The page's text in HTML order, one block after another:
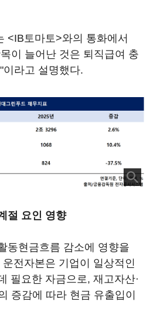
<IB토마토>와의 통화에서
이 늘어난 것은 퇴직급여 충
이라고 설명했다.
절 요인 영향
동현금흐름 감소에 영향을
전자본은 기업이 일상적인
필요한 자금으로, 재고자산·
증감에 따라 현금 유출입이